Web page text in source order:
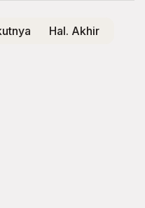
Hal. Akhir